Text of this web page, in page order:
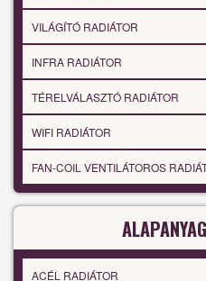
VILÁGÍTÓ RADIÁTOR
INFRA RADIÁTOR
TÉRELVÁLASZTÓ RADIÁTOR
WIFI RADIÁTOR
FAN-COIL VENTILÁTOROS
ACÉL RADIÁTOR